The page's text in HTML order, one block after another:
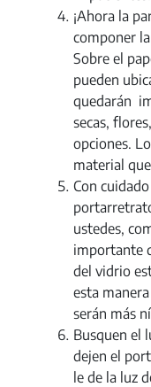
¡Ahora la
componer
Sobre el
pueden
quedarán
secas,
opciones.
material
Con
ustedes,
importante
del vidrio
esta
serán más
Busquen el
dejen el
le de la luz